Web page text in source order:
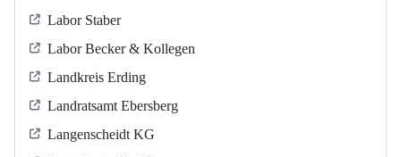
Labor Staber
Labor Becker & Kollegen
Landkreis Erding
Landratsamt Ebersberg
Langenscheidt KG